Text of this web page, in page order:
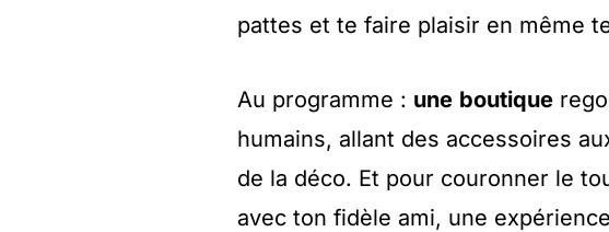
pattes et te faire plaisir en même
Au programme : une boutique
humains, allant des accessoires
de la déco. Et pour couronner le
avec ton fidèle ami, une